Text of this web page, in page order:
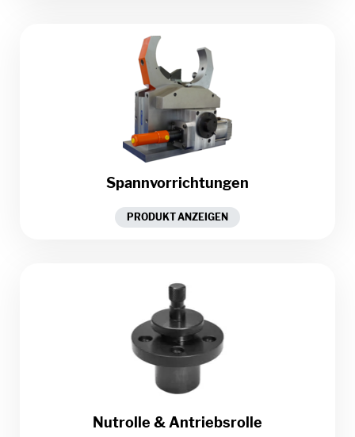
Spannvorrichtungen
PRODUKT ANZEIGEN
Nutrolle & Antriebsrolle